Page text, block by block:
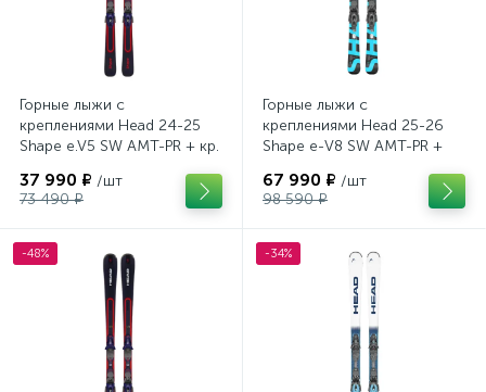
Горные лыжи с
креплениями Head 24-25
Shape e.V5 SW AMT-PR + кр.
37 990 ₽ /шт
73 490 ₽
Горные лыжи с
креплениями Head 25-26
Shape e-V8 SW AMT-PR +
67 990 ₽ /шт
98 590 ₽
-48% -34%